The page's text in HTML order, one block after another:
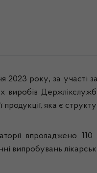
2023 року, за участі
виробів
продукції, яка є
впроваджено
випробувань